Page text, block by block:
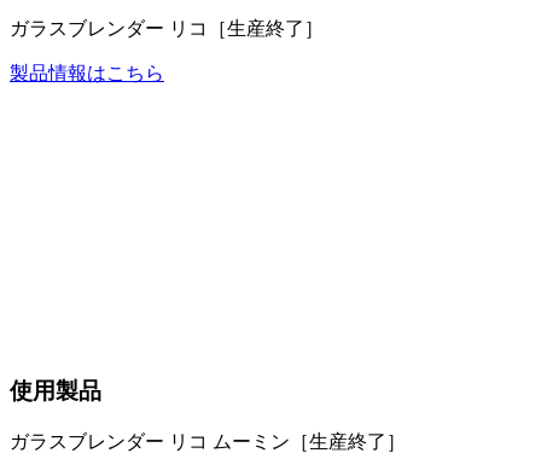
ガラスブレンダー リコ［生産終了］
製品情報はこちら
使用製品
ガラスブレンダー リコ ムーミン［生産終了］